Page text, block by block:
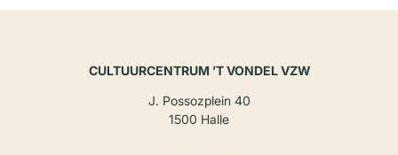
CULTUURCENTRUM ’T VONDEL VZW
J. Possozplein 40
1500 Halle